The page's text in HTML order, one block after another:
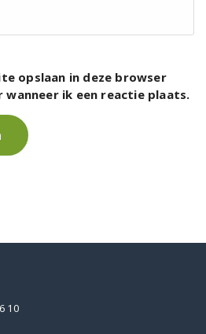
opslaan in deze browser
wanneer ik een reactie plaats.
10